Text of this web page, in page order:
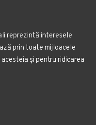
reprezintă interesele
prin toate mijloacele
și pentru ridicarea